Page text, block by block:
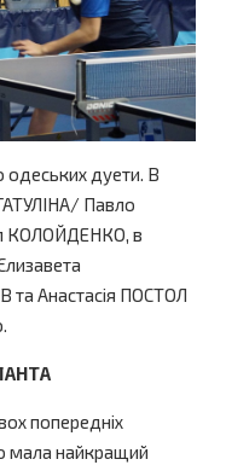
одеських дуети. В
Павло
КОЛОЙДЕНКО, в
Анастасія ПОСТОЛ
попередніх
мала найкращий